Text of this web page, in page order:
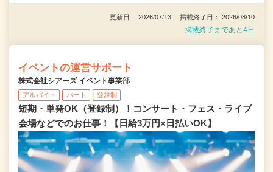
更新日： 2026/07/13 掲載終了日： 2026/08/10
掲載終了まであと4日
イベントの運営サポート
株式会社シアーズ イベント事業部
アルバイト パート 登録制
短期・単発OK（登録制）！コンサート・フェス・ライブ
会場などでのお仕事！【日給3万円×日払いOK】